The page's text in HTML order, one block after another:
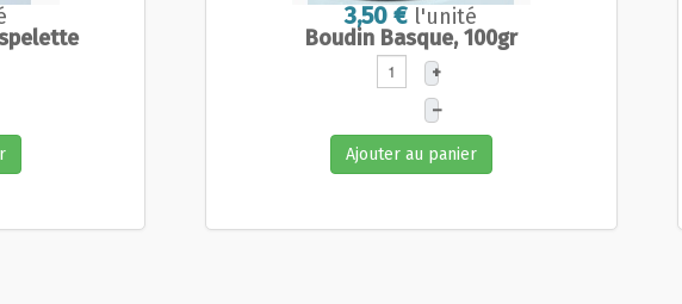
3,50 € l'unité
Boudin Basque, 100gr
+
–
Ajouter au panier